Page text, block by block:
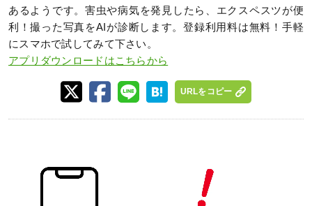
あるようです。害虫や病気を発見したら、エクスペスツが便
利！撮った写真をAIが診断します。登録利用料は無料！手軽
にスマホで試してみて下さい。
アプリダウンロードはこちらから
URLをコピー